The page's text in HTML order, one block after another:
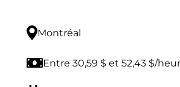
Montréal
Entre 30,59 $ et 52,43 $/